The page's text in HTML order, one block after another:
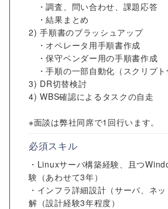
・調査、問い合わせ、課題応答
・結果まとめ
2) 手順書のブラッシュアップ
・オペレータ用手順書作成
・保守ベンダー用の手順書作成
・手順の一部自動化（スクリプト
3) DR切替検討
4) WBS確認によるタスクの自走
※面談は弊社同席で1回行います。
必須スキル
・Linuxサーバ構築経験、且つ
験（あわせて3年）
・インフラ詳細設計（サーバ、ネ
解（設計経験3年程度）